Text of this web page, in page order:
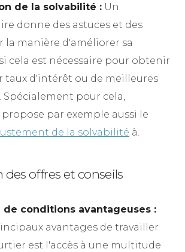
de la solvabilité : Un
donne des astuces et des
la manière d'améliorer sa
cela est nécessaire pour obtenir
taux d'intérêt ou de meilleures
pour cela,
par exemple aussi le
de la solvabilité à.
des offres et conseils
de conditions avantageuses :
avantages de travailler
est l'accès à une multitude